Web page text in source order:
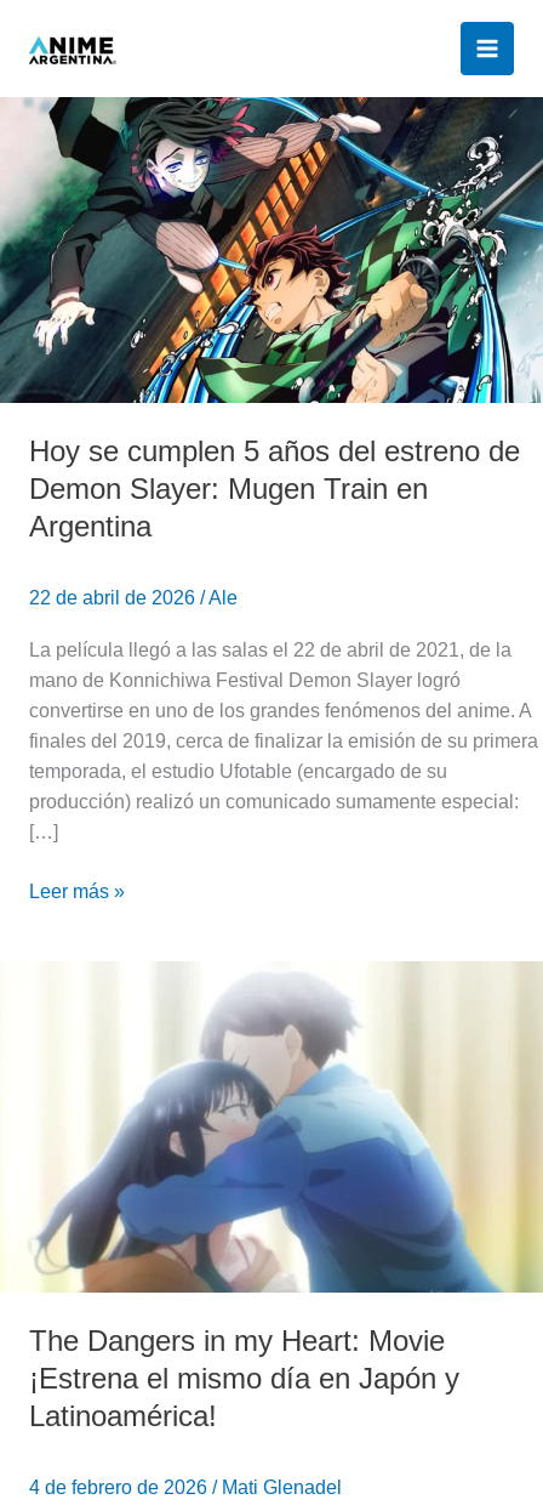
Hoy se cumplen 5 años del estreno de
Demon Slayer: Mugen Train en
Argentina
22 de abril de 2026 /Ale
La película llegó a las salas el 22 de abril de 2021, de la
mano de Konnichiwa Festival Demon Slayer logró
convertirse en uno de los grandes fenómenos del anime. A
finales del 2019, cerca de finalizar la emisión de su primera
temporada, el estudio Ufotable (encargado de su
producción) realizó un comunicado sumamente especial:
[…]
Hoy
cumplen
5
años
del
estreno
de
Demon
Slayer:
Train
en
Argentina
Leer más »
The Dangers in my Heart: Movie
¡Estrena el mismo día en Japón y
Latinoamérica!
4 de febrero de 2026 / Mati Glenadel
¡Estrena
mismo
día
en
y
Latinoamérica!